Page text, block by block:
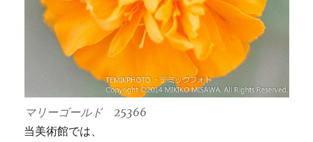
マリーゴールド 25366
当美術館では、